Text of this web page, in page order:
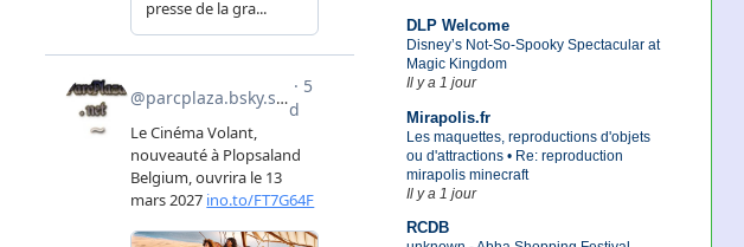
DLP Welcome
Disney’s Not-So-Spooky Spectacular at
Magic Kingdom
Il y a 1 jour
Mirapolis.fr
Les maquettes, reproductions d'objets
ou d'attractions • Re: reproduction
mirapolis minecraft
Il y a 1 jour
RCDB